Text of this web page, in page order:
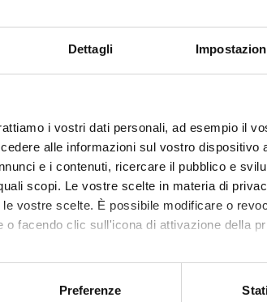
Dettagli
i vostri dati personali, ad esempio il
alle informazioni sul vostro dispositivo
e i contenuti, ricercare il pubblico e
scopi. Le vostre scelte in materia di
vostre scelte. È possibile modificare o
o facendo clic sull'icona di attivazione della
anche:
sulla tua posizione geografica, con
Preferenze
Coordinatore AQ di
Gamberoni Componente